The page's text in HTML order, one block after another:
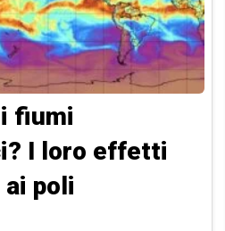
fiumi
I loro effetti
ai poli